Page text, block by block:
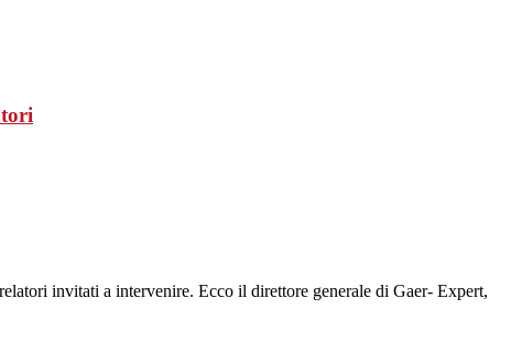
invitati a intervenire. Ecco il direttore generale di Gaer- Expert,